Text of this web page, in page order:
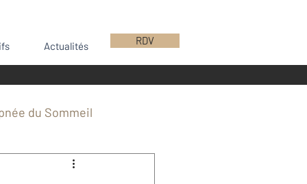
Actualités RDV
du Sommeil
Implants